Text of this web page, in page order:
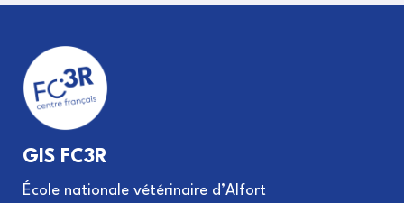
GIS FC3R
École nationale vétérinaire d’Alfort